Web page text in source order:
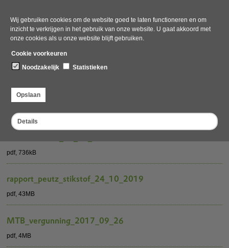
Wij gebruiken cookies om de website goed te laten functioneren en om
inzicht te verkrijgen in het gebruik van onze website. U gaat akkoord met
onze cookies als u onze website blijft gebruiken.
Cookie voorkeuren
Noodzakelijk
Statistieken
Opslaan
Details
pdf, 507kB
pdf, 1MB
BOB_gebieden_CPZ
pdf, 736kB
rapport_peutz_stikstof_24_10_2019
pdf, 43MB
MTB_vergunning_2017_09_26
pdf, 4MB